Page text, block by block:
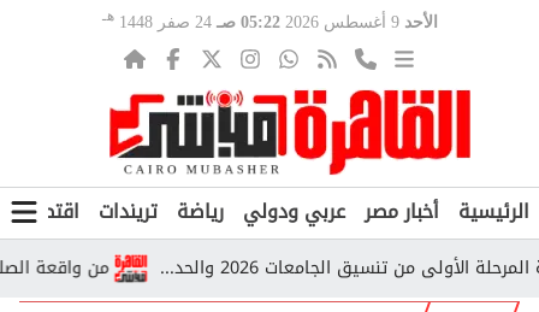
الأحد 9 أغسطس 2026 05:22 صـ 24 صفر 1448 هـ
الرئيسية أخبار مصر عربي ودولي رياضة تريندات اقتصاد
من واقعة الصلاة من تنسيق الجامعات 2026 والحد...